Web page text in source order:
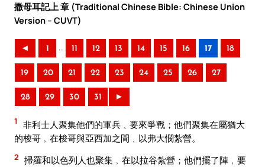
撒母耳記上 章 (Traditional Chinese Bible: Chinese Union
Version – CUVT)
◄ 1 .. 11 12 13 14 15 16 17 18
19 20 21 22 23 24 25 26 27
28 29 30 31 ►
1
非利士人聚集他們的軍兵﹑要來爭戰；他們聚集在屬猶大
的梭哥﹐在梭哥與亞西加之間﹑以弗大憫紮營。
2 掃羅和以色列人也聚集﹐在以拉谷紮營；他們擺了陣﹐要